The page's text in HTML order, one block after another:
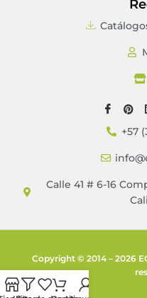
+57
Calle 41 # 6-16
Copyright © 2014 – 2026